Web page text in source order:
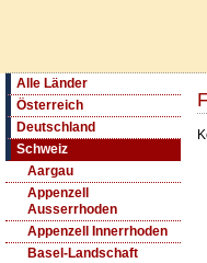
Alle Länder
Österreich
Deutschland
Schweiz
Aargau
Appenzell
Ausserrhoden
Appenzell Innerrhoden
Basel-Landschaft